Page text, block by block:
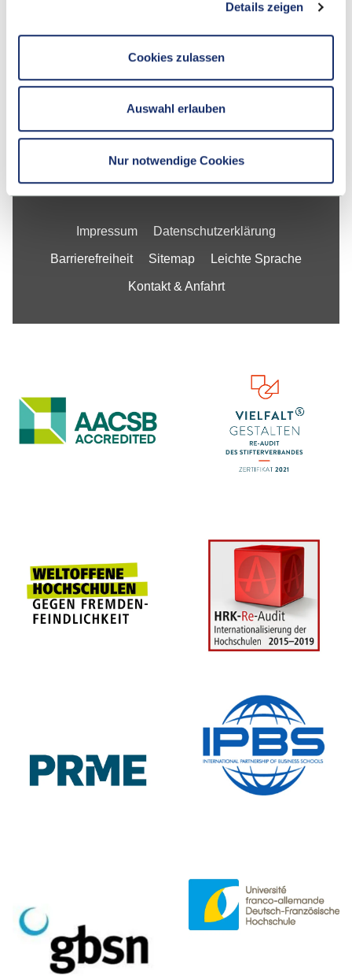
Details zeigen
Cookies zulassen
Auswahl erlauben
Nur notwendige Cookies
Fakultät
Unternehmen
Die ESB
Impressum Datenschutzerklärung
Barrierefreiheit Sitemap Leichte Sprache
Kontakt & Anfahrt